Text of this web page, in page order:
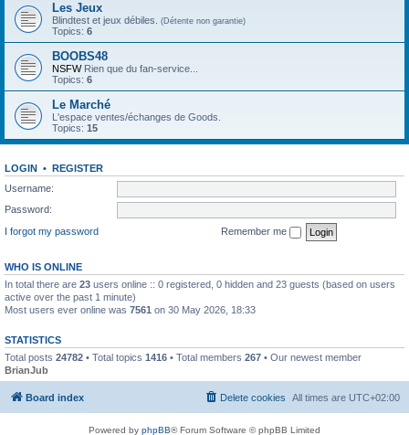
Les Jeux
Blindtest et jeux débiles. (Détente non garantie)
Topics: 6
BOOBS48
NSFWRien que du fan-service...
Topics: 6
Le Marché
L'espace ventes/échanges de Goods.
Topics: 15
LOGIN • REGISTER
Username:
Password:
I forgot my password
Remember me
WHO IS ONLINE
In total there are 23 users online :: 0 registered, 0 hidden and 23 guests (based on users
active over the past 1 minute)
Most users ever online was 7561 on 30 May 2026, 18:33
STATISTICS
Total posts 24782 • Total topics 1416 • Total members 267 • Our newest member
BrianJub
Board index All times are UTC+02:00
Delete cookies
Powered by phpBB® Forum Software © phpBB Limited